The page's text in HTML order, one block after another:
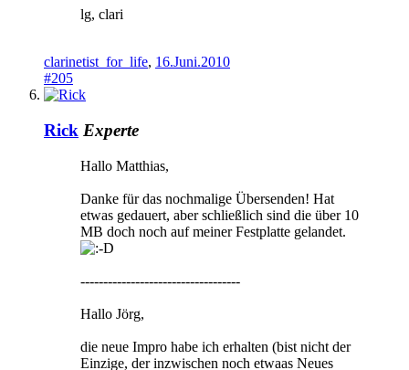
lg, clari
clarinetist_for_life, 16.Juni.2010
#205
Rick Experte
Hallo Matthias,
Danke für das nochmalige Übersenden! Hat
etwas gedauert, aber schließlich sind die über 10
MB doch noch auf meiner Festplatte gelandet.
-----------------------------------
Hallo Jörg,
die neue Impro habe ich erhalten (bist nicht der
Einzige, der inzwischen noch etwaas Neues